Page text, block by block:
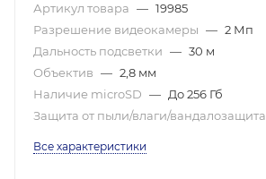
Артикул товара — 19985
Разрешение видеокамеры — 2 Мп
Дальность подсветки — 30 м
Объектив — 2,8 мм
Наличие microSD — До 256 Гб
Защита от пыли/влаги/вандалозащита
Все характеристики